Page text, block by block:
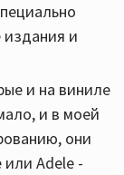
и
и на виниле
и в моей
они
или Adele -